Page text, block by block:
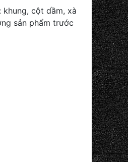
cột dầm, xà
sản phẩm trước